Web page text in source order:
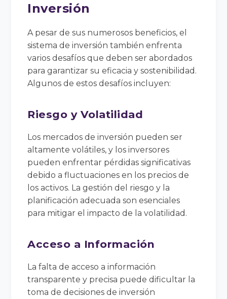
Inversión
A pesar de sus numerosos beneficios, el
sistema de inversión también enfrenta
varios desafíos que deben ser abordados
para garantizar su eficacia y sostenibilidad.
Algunos de estos desafíos incluyen:
Riesgo y Volatilidad
Los mercados de inversión pueden ser
altamente volátiles, y los inversores
pueden enfrentar pérdidas significativas
debido a fluctuaciones en los precios de
los activos. La gestión del riesgo y la
planificación adecuada son esenciales
para mitigar el impacto de la volatilidad.
Acceso a Información
La falta de acceso a información
transparente y precisa puede dificultar la
toma de decisiones de inversión